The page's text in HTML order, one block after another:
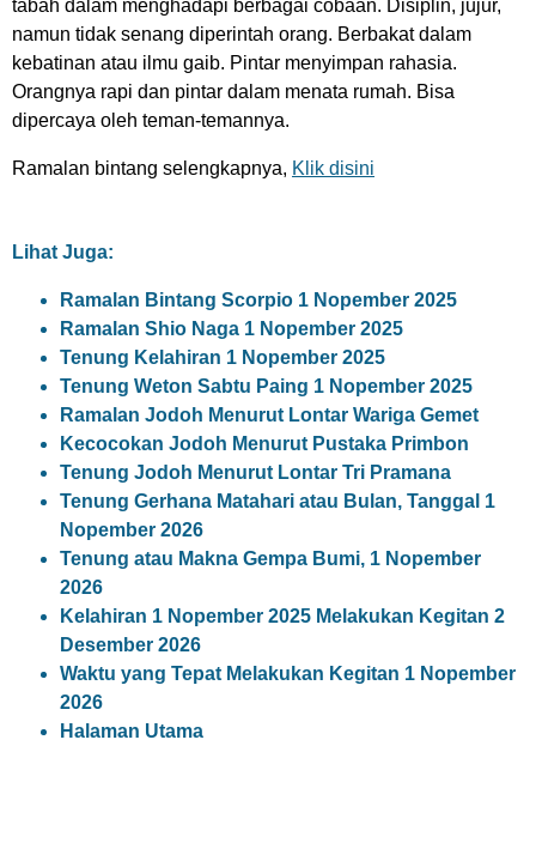
tabah dalam menghadapi berbagai cobaan. Disiplin, jujur,
namun tidak senang diperintah orang. Berbakat dalam
kebatinan atau ilmu gaib. Pintar menyimpan rahasia.
Orangnya rapi dan pintar dalam menata rumah. Bisa
dipercaya oleh teman-temannya.
Ramalan bintang selengkapnya, Klik disini
Lihat Juga:
Ramalan Bintang Scorpio 1 Nopember 2025
Ramalan Shio Naga 1 Nopember 2025
Tenung Kelahiran 1 Nopember 2025
Tenung Weton Sabtu Paing 1 Nopember 2025
Ramalan Jodoh Menurut Lontar Wariga Gemet
Kecocokan Jodoh Menurut Pustaka Primbon
Tenung Jodoh Menurut Lontar Tri Pramana
Tenung Gerhana Matahari atau Bulan, Tanggal 1
Nopember 2026
Tenung atau Makna Gempa Bumi, 1 Nopember
2026
Kelahiran 1 Nopember 2025 Melakukan Kegitan 2
Desember 2026
Waktu yang Tepat Melakukan Kegitan 1 Nopember
2026
Halaman Utama